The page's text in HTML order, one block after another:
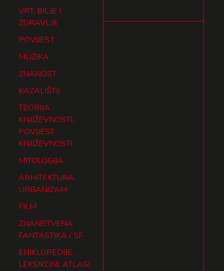
VRT, BILJE I
ZDRAVLJE
POVIJEST
MUZIKA
ZNANOST
KAZALIŠTE
TEORIJA
KNJIŽEVNOSTI,
POVIJEST
KNJIŽEVNOSTI
MITOLOGIJA
ARHITEKTURA,
URBANIZAM
FILM
ZNANSTVENA
FANTASTIKA / SF
ENIKLOPEDIJE,
LEKSIKONI, ATLASI,